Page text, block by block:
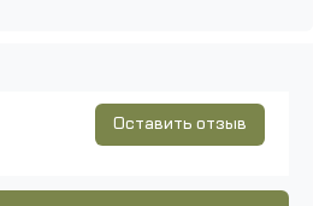
Оставить отзыв